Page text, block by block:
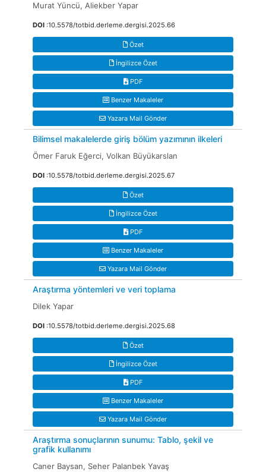
Murat Yüncü, Aliekber Yapar
DOI :10.5578/totbid.derleme.dergisi.2025.66
Özet
İngilizce Özet
PDF
Benzer Makaleler
Yazara Mail Gönder
Bilimsel makalelerde giriş bölüm yazımının ilkeleri
Ömer Faruk Eğerci, Volkan Büyükarslan
DOI :10.5578/totbid.derleme.dergisi.2025.67
Özet
İngilizce Özet
PDF
Benzer Makaleler
Yazara Mail Gönder
Araştırma yöntemleri ve veri toplama
Dilek Yapar
DOI :10.5578/totbid.derleme.dergisi.2025.68
Özet
İngilizce Özet
PDF
Benzer Makaleler
Yazara Mail Gönder
Araştırma sonuçlarının sunumu: Tablo, şekil ve
grafik kullanımı
Caner Baysan, Seher Palanbek Yavaş